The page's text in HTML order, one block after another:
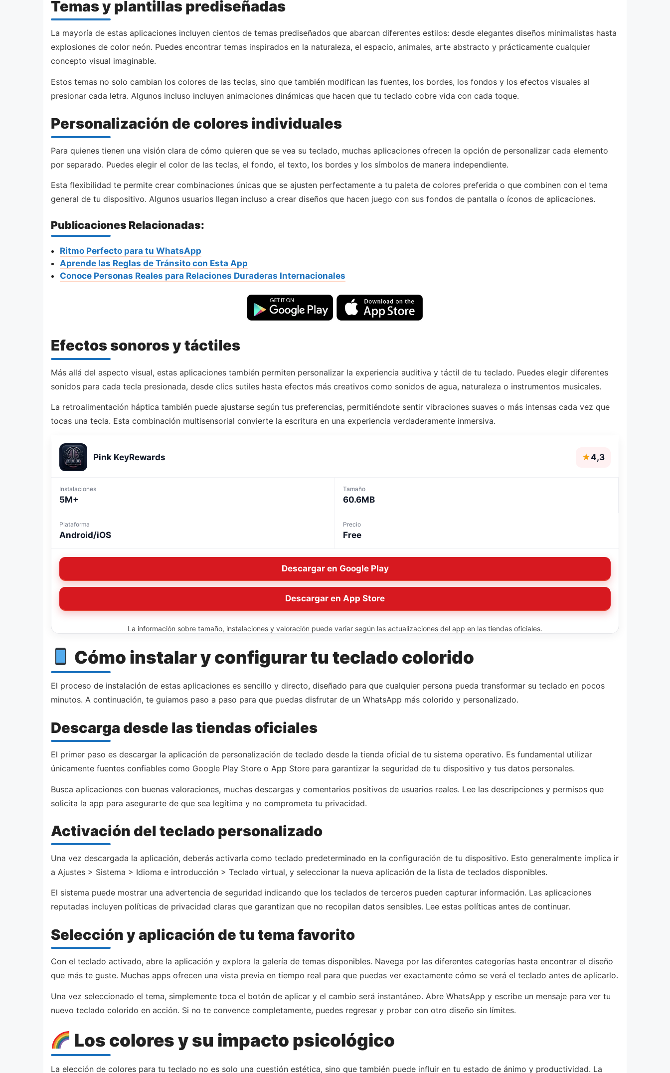
Temas y plantillas prediseñadas
La mayoría de estas aplicaciones incluyen cientos de temas prediseñados que abarcan diferentes estilos: desde elegantes diseños minimalistas hasta
explosiones de color neón. Puedes encontrar temas inspirados en la naturaleza, el espacio, animales, arte abstracto y prácticamente cualquier
concepto visual imaginable.
Estos temas no solo cambian los colores de las teclas, sino que también modifican las fuentes, los bordes, los fondos y los efectos visuales al
presionar cada letra. Algunos incluso incluyen animaciones dinámicas que hacen que tu teclado cobre vida con cada toque.
Personalización de colores individuales
Para quienes tienen una visión clara de cómo quieren que se vea su teclado, muchas aplicaciones ofrecen la opción de personalizar cada elemento
por separado. Puedes elegir el color de las teclas, el fondo, el texto, los bordes y los símbolos de manera independiente.
Esta flexibilidad te permite crear combinaciones únicas que se ajusten perfectamente a tu paleta de colores preferida o que combinen con el tema
general de tu dispositivo. Algunos usuarios llegan incluso a crear diseños que hacen juego con sus fondos de pantalla o íconos de aplicaciones.
Publicaciones Relacionadas:
Ritmo Perfecto para tu WhatsApp
Aprende las Reglas de Tránsito con Esta App
Conoce Personas Reales para Relaciones Duraderas Internacionales
Efectos sonoros y táctiles
Más allá del aspecto visual, estas aplicaciones también permiten personalizar la experiencia auditiva y táctil de tu teclado. Puedes elegir diferentes
sonidos para cada tecla presionada, desde clics sutiles hasta efectos más creativos como sonidos de agua, naturaleza o instrumentos musicales.
La retroalimentación háptica también puede ajustarse según tus preferencias, permitiéndote sentir vibraciones suaves o más intensas cada vez que
tocas una tecla. Esta combinación multisensorial convierte la escritura en una experiencia verdaderamente inmersiva.
Pink KeyRewards ★4,3
Instalaciones
5M+
Tamaño
60.6MB
Plataforma
Android/iOS
Precio
Free
Descargar en Google Play
Descargar en App Store
La información sobre tamaño, instalaciones y valoración puede variar según las actualizaciones del app en las tiendas oficiales.
Cómo instalar y configurar tu teclado colorido
El proceso de instalación de estas aplicaciones es sencillo y directo, diseñado para que cualquier persona pueda transformar su teclado en pocos
minutos. A continuación, te guiamos paso a paso para que puedas disfrutar de un WhatsApp más colorido y personalizado.
Descarga desde las tiendas oficiales
El primer paso es descargar la aplicación de personalización de teclado desde la tienda oficial de tu sistema operativo. Es fundamental utilizar
únicamente fuentes confiables como Google Play Store o App Store para garantizar la seguridad de tu dispositivo y tus datos personales.
Busca aplicaciones con buenas valoraciones, muchas descargas y comentarios positivos de usuarios reales. Lee las descripciones y permisos que
solicita la app para asegurarte de que sea legítima y no comprometa tu privacidad.
Activación del teclado personalizado
Una vez descargada la aplicación, deberás activarla como teclado predeterminado en la configuración de tu dispositivo. Esto generalmente implica ir
a Ajustes > Sistema > Idioma e introducción > Teclado virtual, y seleccionar la nueva aplicación de la lista de teclados disponibles.
El sistema puede mostrar una advertencia de seguridad indicando que los teclados de terceros pueden capturar información. Las aplicaciones
reputadas incluyen políticas de privacidad claras que garantizan que no recopilan datos sensibles. Lee estas políticas antes de continuar.
Selección y aplicación de tu tema favorito
Con el teclado activado, abre la aplicación y explora la galería de temas disponibles. Navega por las diferentes categorías hasta encontrar el diseño
que más te guste. Muchas apps ofrecen una vista previa en tiempo real para que puedas ver exactamente cómo se verá el teclado antes de aplicarlo.
Una vez seleccionado el tema, simplemente toca el botón de aplicar y el cambio será instantáneo. Abre WhatsApp y escribe un mensaje para ver tu
nuevo teclado colorido en acción. Si no te convence completamente, puedes regresar y probar con otro diseño sin límites.
Los colores y su impacto psicológico
La elección de colores para tu teclado no es solo una cuestión estética, sino que también puede influir en tu estado de ánimo y productividad. La